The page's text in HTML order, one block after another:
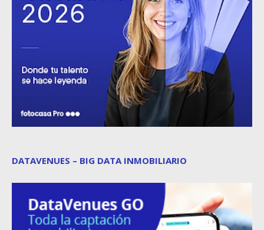
DATAVENUES – BIG DATA INMOBILIARIO